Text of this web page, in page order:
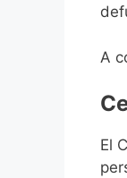
A
El